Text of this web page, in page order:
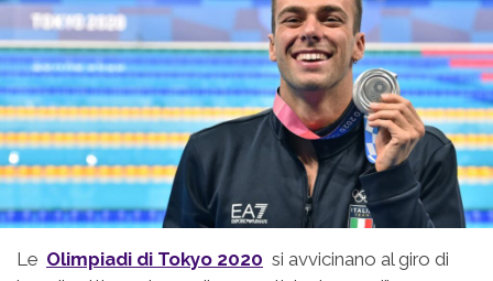
Le Olimpiadi di Tokyo 2020 si avvicinano al giro di